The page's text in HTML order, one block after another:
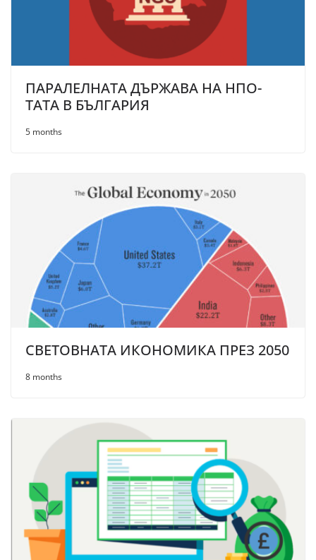
ПАРАЛЕЛНАТА ДЪРЖАВА НА НПО-
ТАТА В БЪЛГАРИЯ
5 months
СВЕТОВНАТА ИКОНОМИКА ПРЕЗ 2050
8 months